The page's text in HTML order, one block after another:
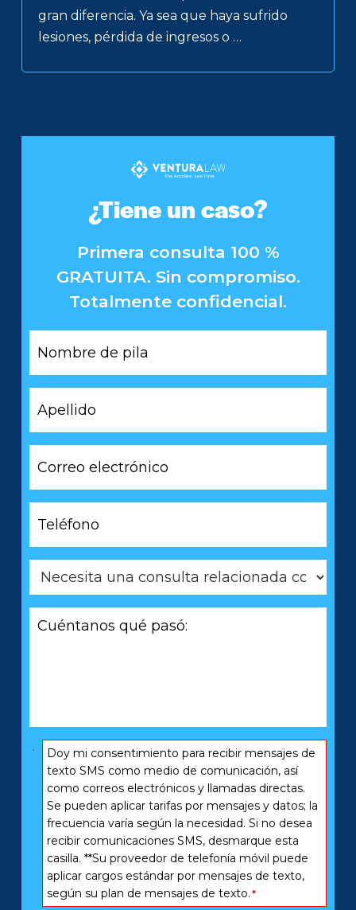
gran diferencia. Ya sea que haya sufrido
lesiones, pérdida de ingresos o …
¿Tiene un caso?
Primera consulta 100 %
GRATUITA. Sin compromiso.
Totalmente confidencial.
de
pila
*
electrónico
*
una
relacionada
qué
Consentir
Doy mi consentimiento para recibir mensajes de
texto SMS como medio de comunicación, así
como correos electrónicos y llamadas directas.
Se pueden aplicar tarifas por mensajes y datos; la
frecuencia varía según la necesidad. Si no desea
recibir comunicaciones SMS, desmarque esta
casilla. **Su proveedor de telefonía móvil puede
aplicar cargos estándar por mensajes de texto,
según su plan de mensajes de texto.*